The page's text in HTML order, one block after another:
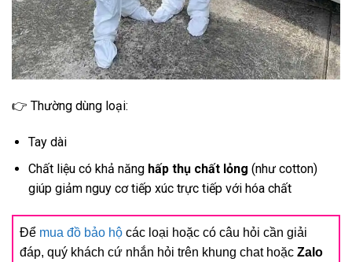
👉 Thường dùng loại:
Tay dài
Chất liệu có khả nănghấp thụ chất lỏng (như cotton)
giúp giảm nguy cơ tiếp xúc trực tiếp với hóa chất
Để mua đồ bảo hộ các loại hoặc có câu hỏi cần giải
đáp, quý khách cứ nhắn hỏi trên khung chat hoặc Zalo